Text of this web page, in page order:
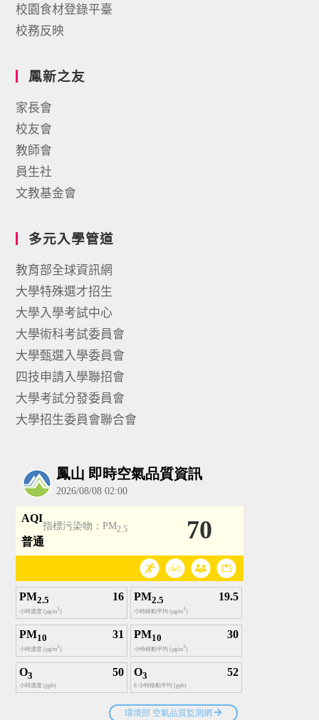
校園食材登錄平臺
校務反映
鳳新之友
家長會
校友會
教師會
員生社
文教基金會
多元入學管道
教育部全球資訊網
大學特殊選才招生
大學入學考試中心
大學術科考試委員會
大學甄選入學委員會
四技申請入學聯招會
大學考試分發委員會
大學招生委員會聯合會